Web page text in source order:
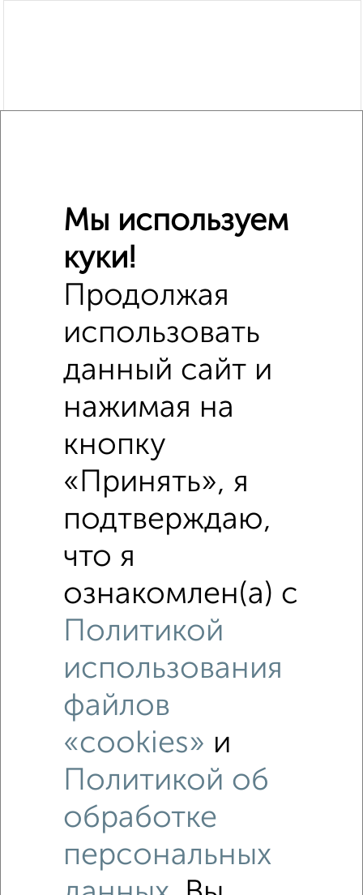
Сравнение средних цен
1‑комнатные квартиры с похожей площадью ±10%
₽
Средняя цена район
Средняя цена по городу
Похожие предложения рядом
1‑комнатные квартиры недалеко от Лесная 8
Мы используем
куки!
Продолжая
использовать
данный сайт и
нажимая на
кнопку
«Принять», я
подтверждаю,
что я
ознакомлен(а) с
Политикой
использования
файлов
«cookies» и
Политикой об
обработке
персональных